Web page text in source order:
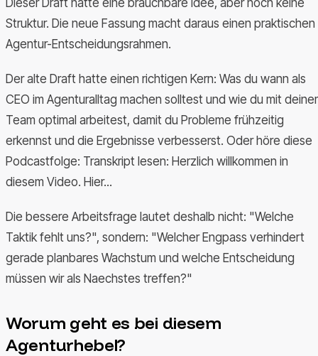
Struktur. Die neue Fassung macht daraus einen praktischen
Agentur-Entscheidungsrahmen.
Der alte Draft hatte einen richtigen Kern: Was du wann als
CEO im Agenturalltag machen solltest und wie du mit
Team optimal arbeitest, damit du Probleme frühzeitig
erkennst und die Ergebnisse verbesserst. Oder höre diese
Podcastfolge: Transkript lesen: Herzlich willkommen in
diesem Video. Hier...
Die bessere Arbeitsfrage lautet deshalb nicht: "Welche
Taktik fehlt uns?", sondern: "Welcher Engpass verhindert
gerade planbares Wachstum und welche Entscheidung
müssen wir als Naechstes treffen?"
Worum geht es bei diesem
Agenturhebel?